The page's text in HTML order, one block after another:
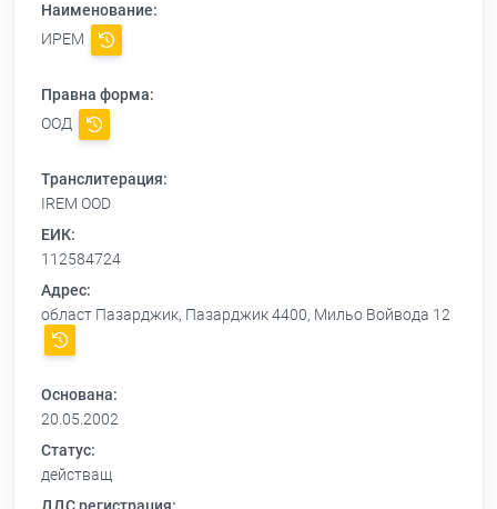
Наименование:
ИРЕМ
Правна форма:
ООД
Транслитерация:
IREM OOD
ЕИК:
112584724
Адрес:
област Пазарджик, Пазарджик 4400, Мильо Войвода 12
Основана:
20.05.2002
Статус:
действащ